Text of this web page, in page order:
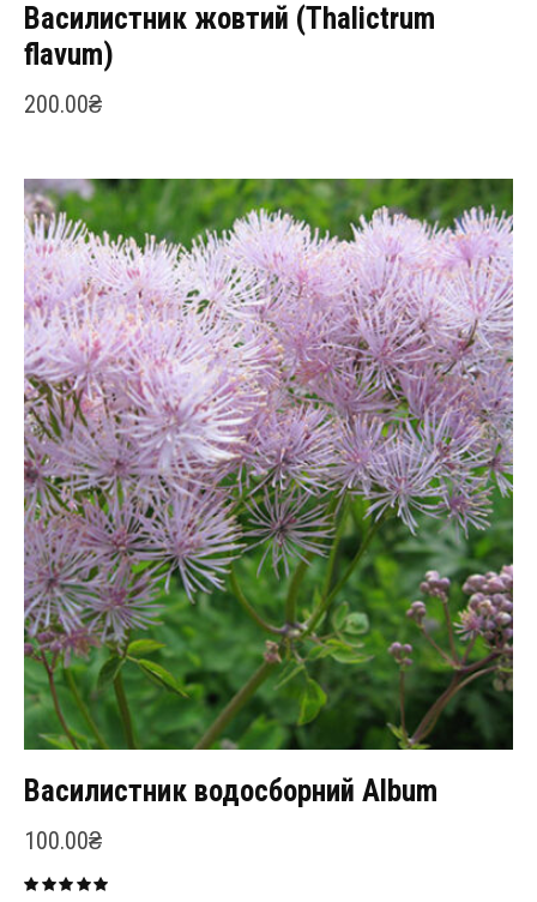
Василистник жовтий (Thalictrum
flavum)
200.00₴
Василистник водосборний Album
100.00₴